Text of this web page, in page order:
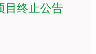
目终止公告